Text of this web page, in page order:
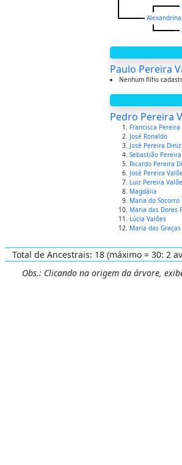
Paulo Pereira
Nenhum filho
Pedro Pereira
Francisca Pereira
José Ronaldo
José Pereira Diniz
Sebastião Pereira
Ricardo Pereira
José Pereira
Luiz Pereira
Magdália
Maria do
Maria das Dores
Lúcia Valões
Maria das
Total de Ancestrais: 18 (máximo = 30: 2
Obs.: Clicando na origem da árvore,